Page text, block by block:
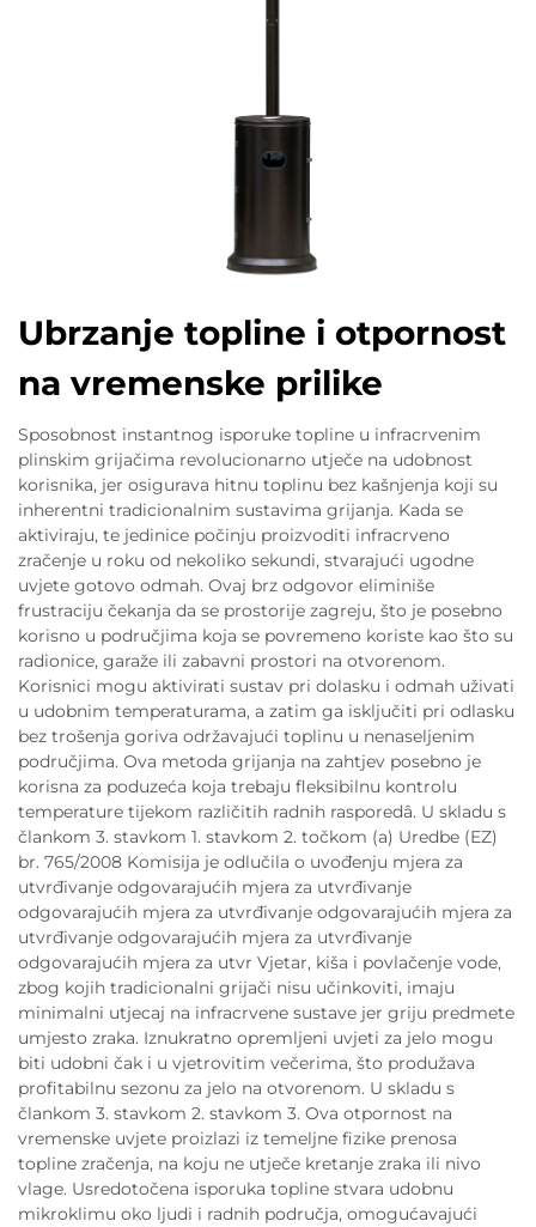
Ubrzanje topline i otpornost
na vremenske prilike
Sposobnost instantnog isporuke topline u infracrvenim
plinskim grijačima revolucionarno utječe na udobnost
korisnika, jer osigurava hitnu toplinu bez kašnjenja koji su
inherentni tradicionalnim sustavima grijanja. Kada se
aktiviraju, te jedinice počinju proizvoditi infracrveno
zračenje u roku od nekoliko sekundi, stvarajući ugodne
uvjete gotovo odmah. Ovaj brz odgovor eliminiše
frustraciju čekanja da se prostorije zagreju, što je posebno
korisno u područjima koja se povremeno koriste kao što su
radionice, garaže ili zabavni prostori na otvorenom.
Korisnici mogu aktivirati sustav pri dolasku i odmah uživati
u udobnim temperaturama, a zatim ga isključiti pri odlasku
bez trošenja goriva održavajući toplinu u nenaseljenim
područjima. Ova metoda grijanja na zahtjev posebno je
korisna za poduzeća koja trebaju fleksibilnu kontrolu
temperature tijekom različitih radnih rasporedâ. U skladu s
člankom 3. stavkom 1. stavkom 2. točkom (a) Uredbe (EZ)
br. 765/2008 Komisija je odlučila o uvođenju mjera za
utvrđivanje odgovarajućih mjera za utvrđivanje
odgovarajućih mjera za utvrđivanje odgovarajućih mjera za
utvrđivanje odgovarajućih mjera za utvrđivanje
odgovarajućih mjera za utvr Vjetar, kiša i povlačenje vode,
zbog kojih tradicionalni grijači nisu učinkoviti, imaju
minimalni utjecaj na infracrvene sustave jer griju predmete
umjesto zraka. Iznukratno opremljeni uvjeti za jelo mogu
biti udobni čak i u vjetrovitim večerima, što produžava
profitabilnu sezonu za jelo na otvorenom. U skladu s
člankom 3. stavkom 2. stavkom 3. Ova otpornost na
vremenske uvjete proizlazi iz temeljne fizike prenosa
topline zračenja, na koju ne utječe kretanje zraka ili nivo
vlage. Usredotočena isporuka topline stvara udobnu
mikroklimu oko ljudi i radnih područja, omogućavajući